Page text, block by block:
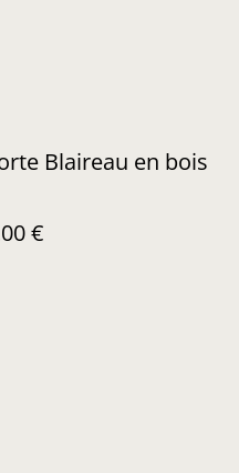
Blaireau en bois
€